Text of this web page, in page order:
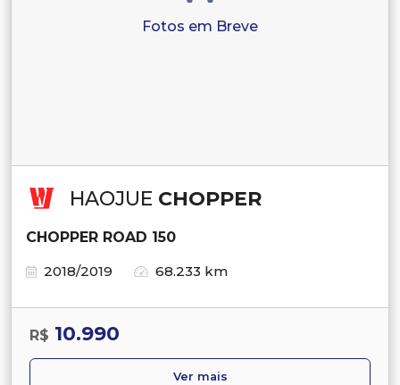
Fotos em Breve
HAOJUE CHOPPER
CHOPPER ROAD 150
2018/2019
68.233 km
R$ 10.990
Ver mais